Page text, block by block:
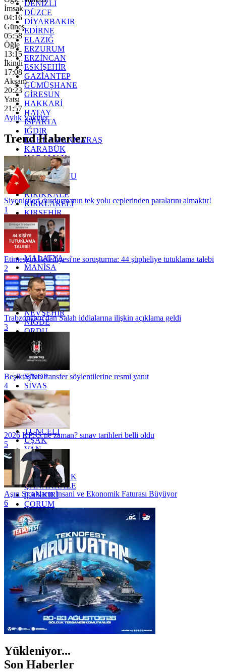
DENİZLİ
DÜZCE
DİYARBAKIR
EDİRNE
ELAZIĞ
ERZURUM
ERZİNCAN
ESKİŞEHİR
GAZİANTEP
GÜMÜŞHANE
GİRESUN
HAKKARİ
HATAY
ISPARTA
IĞDIR
KAHRAMANMARAŞ
KARABÜK
KARAMAN
KARS
KASTAMONU
KAYSERİ
KIRIKKALE
KIRKLARELİ
KIRŞEHİR
KOCAELİ
KONYA
KÜTAHYA
KİLİS
MALATYA
MANİSA
MARDİN
MERSİN
MUĞLA
MUŞ
NEVŞEHİR
NİĞDE
ORDU
OSMANİYE
RİZE
SAKARYA
SİNOP
SİVAS
SİİRT
TEKİRDAĞ
TOKAT
TRABZON
TUNCELİ
UŞAK
VAN
YALOVA
YOZGAT
ZONGULDAK
ÇANAKKALE
ÇANKIRI
ÇORUM
İSTANBUL
İZMİR
ŞANLIURFA
ŞIRNAK
İmsak
04:16
Güneş
05:58
Öğle
13:15
İkindi
17:08
Akşam
20:23
Yatsı
21:57
Aylık Vakitler
Trend Haberler
Siyonistleri durdurmanın tek yolu ceplerinden paralarını almaktır!
1
Etimesgut Belediyesi'ne soruşturma: 44 şüpheliye tutuklama talebi
2
Trabzonspor'dan Salah iddialarına ilişkin açıklama geldi
3
Beşiktaş'tan transfer söylentilerine resmi yanıt
4
2026 KPSS ne zaman? sınav tarihleri belli oldu
5
Aşırı Sıcakların İnsani ve Ekonomik Faturası Büyüyor
6
Yükleniyor...
Son Haberler